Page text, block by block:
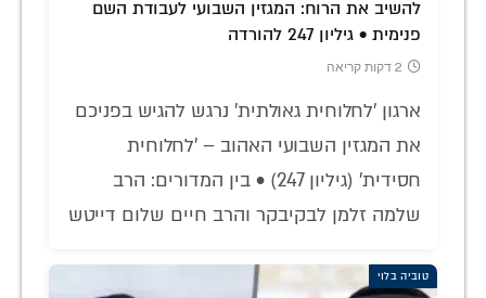
להשיב את הרוח: המגזין השבועי לעבודת השם
פנימית • גיליון 247 להורדה
2 דקות קריאה
ארגון 'לחלוחית גאולתית' נרגש להגיש בפניכם
את המגזין השבועי האהוב – 'לחלוחית
חסידית' (גיליון 247) • בין המדורים: הרב
שלמה זלמן לבקיבקר והרב חיים שלום דייטש
טוביה בלוי